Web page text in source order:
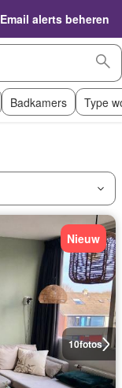
Email alerts beheren
Badkamers Type
10fotos
Nieuw